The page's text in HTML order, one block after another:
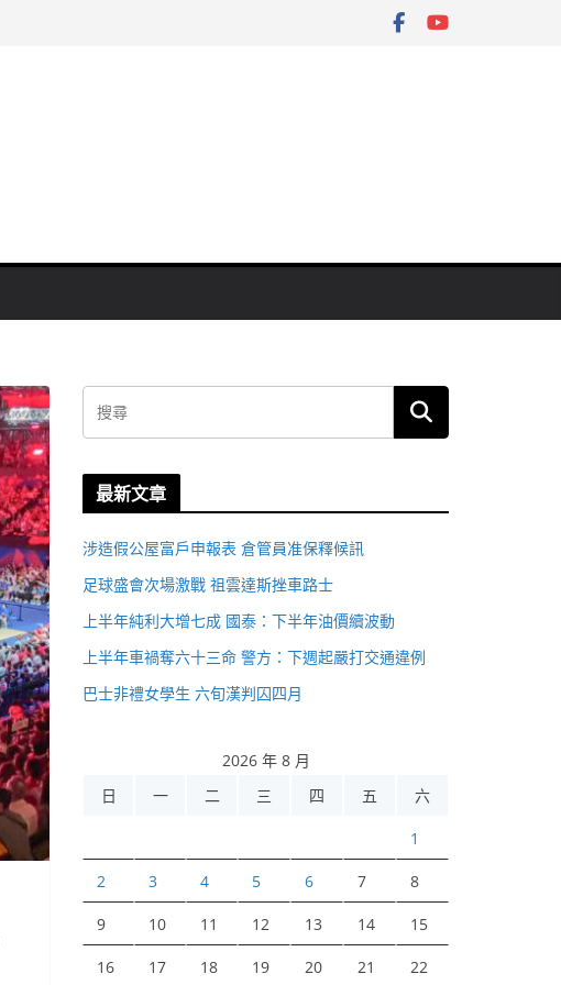
最新文章
涉造假公屋富戶申報表 倉管員准保釋候訊
足球盛會次場激戰 祖雲達斯挫車路士
上半年純利大增七成 國泰：下半年油價續波動
上半年車禍奪六十三命 警方：下週起嚴打交通違例
巴士非禮女學生 六旬漢判囚四月
2026 年 8 月
日
一 二 三 四 五 六
1
2 3 4 5 6 7 8
9 10 11 12 13 14 15
16 17 18 19 20 21 22